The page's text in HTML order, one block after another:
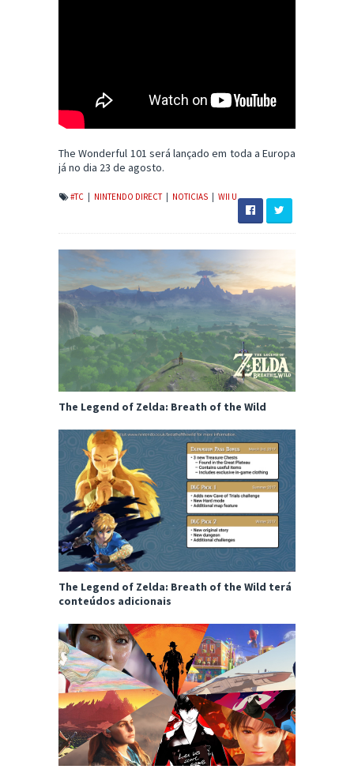
The Wonderful 101 será lançado em toda a Europa
já no dia 23 de agosto.
#TC NINTENDO DIRECT NOTICIAS WII U
The Legend of Zelda: Breath of the Wild
The Legend of Zelda: Breath of the Wild terá
conteúdos adicionais